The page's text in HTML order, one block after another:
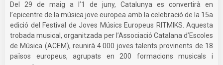
Del 29 de maig a l’1 de juny, Catalunya es convertirà en
l’epicentre de la música jove europea amb la celebració de la 15a
edició del Festival de Joves Músics Europeus RITMIKS. Aquesta
trobada musical, organitzada per l’Associació Catalana d’Escoles
de Música (ACEM), reunirà 4.000 joves talents provinents de 18
països europeus, agrupats en 200 formacions musicals i